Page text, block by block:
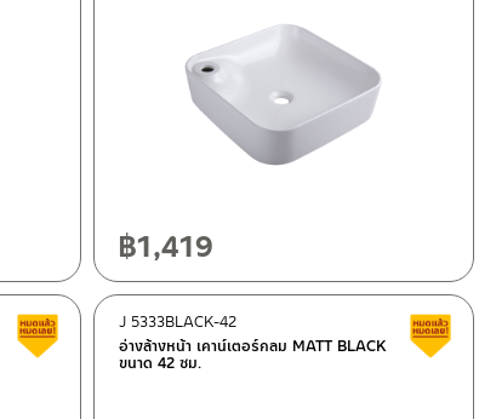
฿1,419
Clearance sale
อ่างล้างหน้า เคาน์เตอร์กลม MATT BLACK
ขนาด 42 ซม.
J 5333BLACK-42